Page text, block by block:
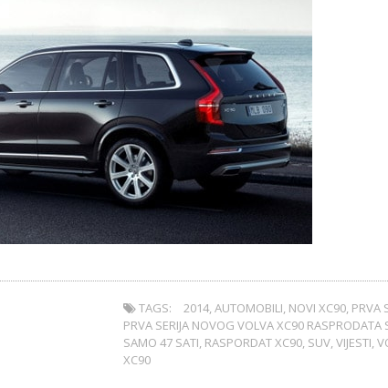
TAGS: 2014,AUTOMOBILI, NOVI XC90, PRVA
PRVA SERIJA NOVOG VOLVA XC90 RASPRODATA
SAMO 47 SATI, RASPORDAT XC90, SUV,VIJESTI,
XC90